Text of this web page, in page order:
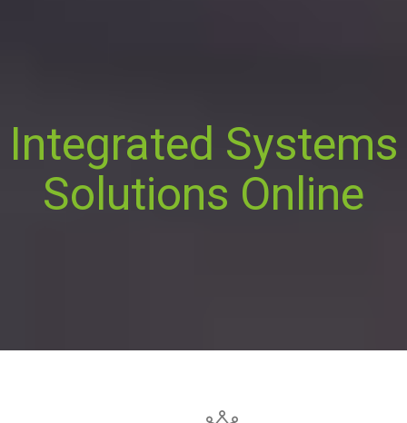
Integrated Systems
Solutions Online